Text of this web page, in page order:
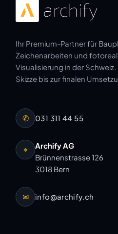
Ihr Premium-Partner für
Zeichenarbeiten und
Visualisierung in der
Skizze bis zur finalen
✆ 031 311 44 55
⌖
Archify AG
Brünnenstrasse 126
3018 Bern
✉ info@archify.ch